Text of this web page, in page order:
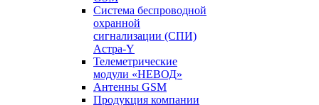
Система беспроводной
охранной
сигнализации (СПИ)
Астра-Y
Телеметрические
модули «НЕВОД»
Антенны GSM
Продукция компании